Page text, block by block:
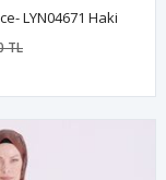
LYN04671 Haki
TL